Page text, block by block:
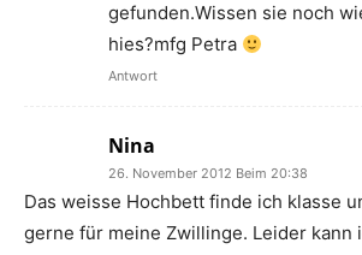
gefunden.Wissen sie noch
hies?mfg Petra
Antwort
Nina
26. November 2012 Beim 20:38
Das weisse Hochbett finde ich klasse
gerne für meine Zwillinge. Leider kann